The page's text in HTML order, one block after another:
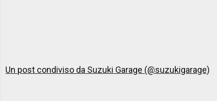
Un post condiviso da Suzuki Garage (@suzukigarage)